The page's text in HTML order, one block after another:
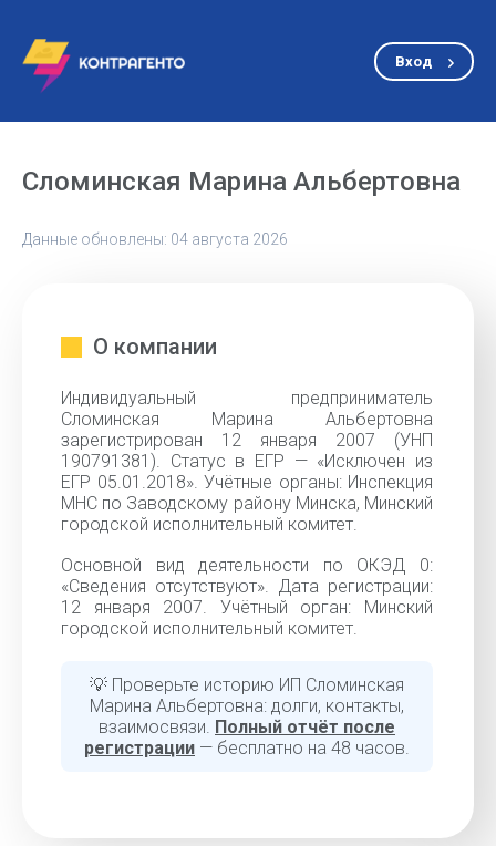
Вход
Сломинская Марина Альбертовна
Данные обновлены: 04 августа 2026
О компании
Индивидуальный предприниматель
Сломинская Марина Альбертовна
зарегистрирован 12 января 2007 (УНП
190791381). Статус в ЕГР — «Исключен из
ЕГР 05.01.2018». Учётные органы: Инспекция
МНС по Заводскому району Минска, Минский
городской исполнительный комитет.
Основной вид деятельности по ОКЭД 0:
«Сведения отсутствуют». Дата регистрации:
12 января 2007. Учётный орган: Минский
городской исполнительный комитет.
💡 Проверьте историю ИП Сломинская
Марина Альбертовна: долги, контакты,
взаимосвязи. Полный отчёт после
регистрации — бесплатно на 48 часов.